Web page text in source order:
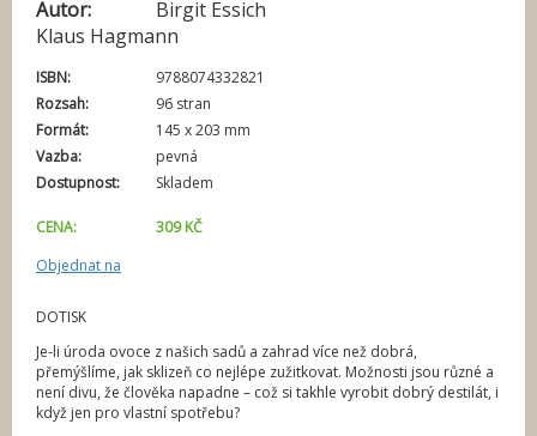
Autor:
Birgit Essich
Klaus Hagmann
ISBN:
9788074332821
Rozsah:
96 stran
Formát:
145 x 203 mm
Vazba:
pevná
Dostupnost:
Skladem
CENA:
309 KČ
Objednat na
DOTISK
Je-li úroda ovoce z našich sadů a zahrad více než dobrá,
přemýšlíme, jak sklizeň co nejlépe zužitkovat. Možnosti jsou různé a
není divu, že člověka napadne – což si takhle vyrobit dobrý destilát, i
když jen pro vlastní spotřebu?